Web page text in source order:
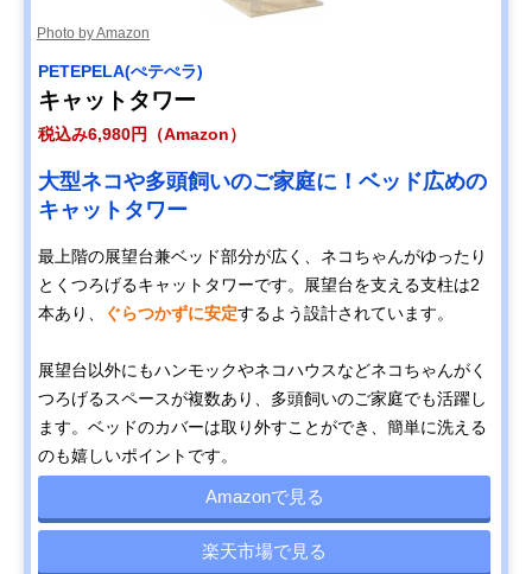
Photo by Amazon
PETEPELA(ぺテぺラ)
キャットタワー
税込み6,980円（Amazon）
大型ネコや多頭飼いのご家庭に！ベッド広めの
キャットタワー
最上階の展望台兼ベッド部分が広く、ネコちゃんがゆったり
とくつろげるキャットタワーです。展望台を支える支柱は2
本あり、
ぐらつかずに安定するよう設計されています。
展望台以外にもハンモックやネコハウスなどネコちゃんがく
つろげるスペースが複数あり、多頭飼いのご家庭でも活躍し
ます。ベッドのカバーは取り外すことができ、簡単に洗える
のも嬉しいポイントです。
Amazonで見る
楽天市場で見る